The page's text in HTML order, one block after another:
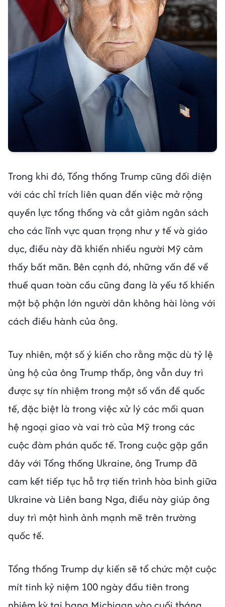
Trong khi đó, Tổng thống Trump cũng đối diện
với các chỉ trích liên quan đến việc mở rộng
quyền lực tổng thống và cắt giảm ngân sách
cho các lĩnh vực quan trọng như y tế và giáo
dục, điều này đã khiến nhiều người Mỹ cảm
thấy bất mãn. Bên cạnh đó, những vấn đề về
thuế quan toàn cầu cũng đang là yếu tố khiến
một bộ phận lớn người dân không hài lòng với
cách điều hành của ông.
Tuy nhiên, một số ý kiến cho rằng mặc dù tỷ lệ
ủng hộ của ông Trump thấp, ông vẫn duy trì
được sự tín nhiệm trong một số vấn đề quốc
tế, đặc biệt là trong việc xử lý các mối quan
hệ ngoại giao và vai trò của Mỹ trong các
cuộc đàm phán quốc tế. Trong cuộc gặp gần
đây với Tổng thống Ukraine, ông Trump đã
cam kết tiếp tục hỗ trợ tiến trình hòa bình giữa
Ukraine và Liên bang Nga, điều này giúp ông
duy trì một hình ảnh mạnh mẽ trên trường
quốc tế.
Tổng thống Trump dự kiến sẽ tổ chức một cuộc
mít tinh kỷ niệm 100 ngày đầu tiên trong